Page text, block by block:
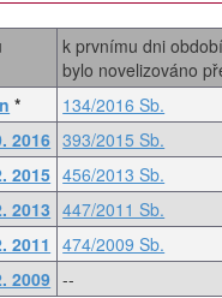
k prvnímu dni období
bylo novelizováno
*
134/2016 Sb.
2016 393/2015 Sb.
2015 456/2013 Sb.
2013 447/2011 Sb.
2011
474/2009 Sb.
2009 --